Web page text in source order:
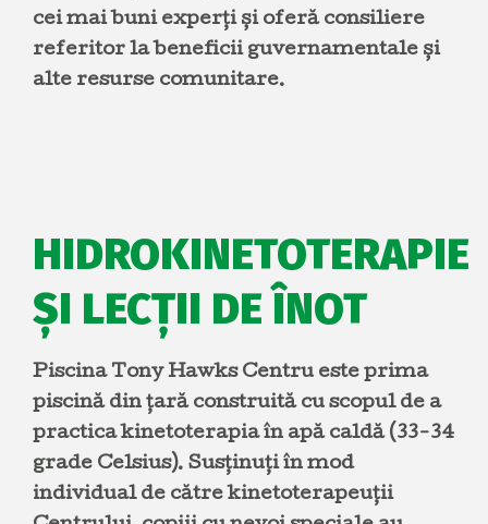
cei mai buni experți și oferă consiliere
referitor la beneficii guvernamentale și
alte resurse comunitare.
HIDROKINETOTERAPIE
ȘI LECȚII DE ÎNOT
Piscina Tony Hawks Centru este prima
piscină din țară construită cu scopul de a
practica kinetoterapia în apă caldă (33-34
grade Celsius). Susținuți în mod
individual de către kinetoterapeuții